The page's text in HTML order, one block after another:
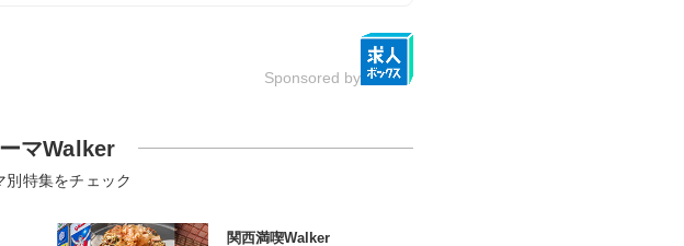
Sponsored by
マWalker
別特集をチェック
関西満喫Walker